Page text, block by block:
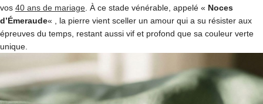
vos 40 ans de mariage . À ce stade vénérable, appelé « Noces
d’Émeraude« , la pierre vient sceller un amour qui a su résister aux
épreuves du temps, restant aussi vif et profond que sa couleur verte
unique.